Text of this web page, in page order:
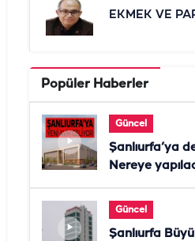
EKMEK VE
Popüler Haberler
Güncel
Şanlıurfa’ya
Nereye
Güncel
Şanlıurfa